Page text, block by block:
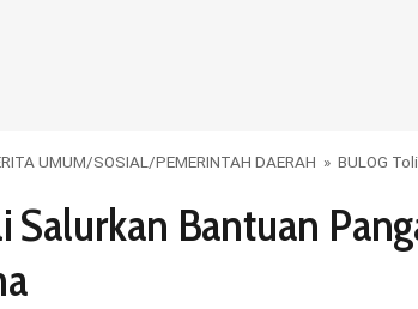
UMUM/SOSIAL /PEMERINTAH DAERAH » BULOG
Salurkan Bantuan